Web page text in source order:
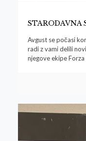
STARODAVNA
Avgust se počasi
radi z vami delili
njegove ekipe Forza